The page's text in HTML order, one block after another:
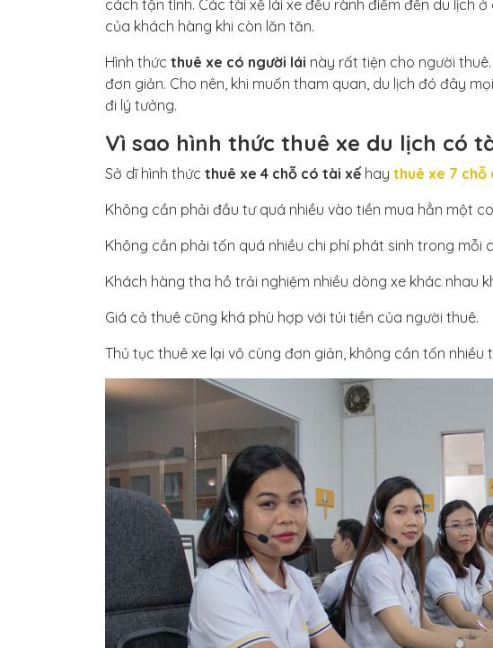
cách tận tình. Các tài xế lái xe đều rành điểm đến du lịch
của khách hàng khi còn lăn tăn.
Hình thức thuê xe có người lái này rất tiện cho người
đơn giản. Cho nên, khi muốn tham quan, du lịch đó đây
đi lý tưởng.
Vì sao hình thức thuê xe du lịch có
Sở dĩ hình thức thuê xe 4 chỗ có tài xế hay thuê xe 7 chỗ
Không cần phải đầu tư quá nhiều vào tiền mua hẳn một
Không cần phải tốn quá nhiều chi phí phát sinh trong
Khách hàng tha hồ trải nghiệm nhiều dòng xe khác nhau
Giá cả thuê cũng khá phù hợp với túi tiền của người thuê.
Thủ tục thuê xe lại vô cùng đơn giản, không cần tốn nhiều